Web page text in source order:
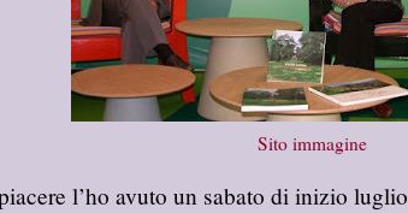
Sito immagine
l’ho avuto un sabato di inizio